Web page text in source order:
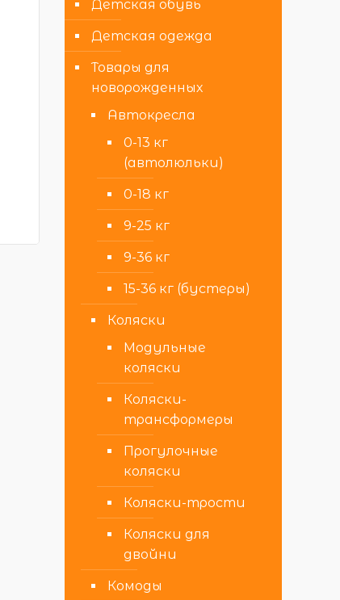
Детская обувь
Детская одежда
Товары для
новорожденных
Автокресла
0-13 кг
(автолюльки)
0-18 кг
9-25 кг
9-36 кг
15-36 кг (бустеры)
Коляски
Модульные
коляски
Коляски-
трансформеры
Прогулочные
коляски
Коляски-трости
Коляски для
двойни
Комоды